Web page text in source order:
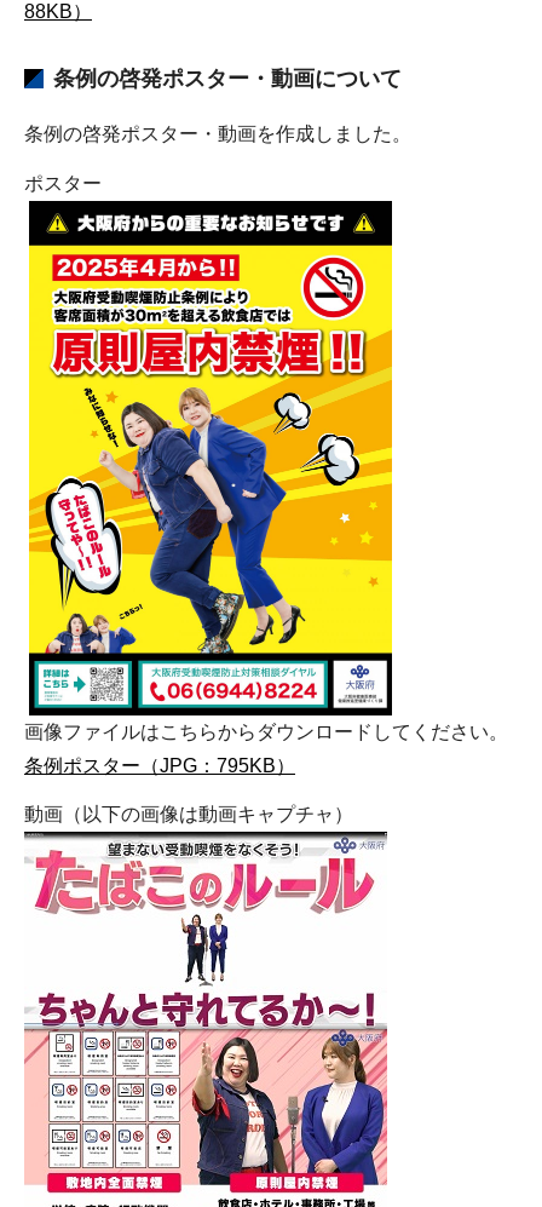
88KB）
条例の啓発ポスター・動画について
条例の啓発ポスター・動画を作成しました。
ポスター
画像ファイルはこちらからダウンロードしてください。
条例ポスター（JPG：795KB）
動画（以下の画像は動画キャプチャ）